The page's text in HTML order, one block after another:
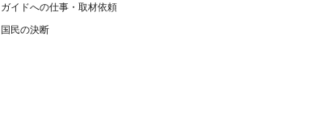
ガイドへの仕事・取材依頼
国民の決断